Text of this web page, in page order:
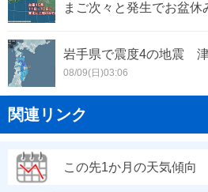
まご次々と発生でお盆休
岩手県で震度4の地震
08/09(日)03:06
関連リンク
この先1か月の天気傾向